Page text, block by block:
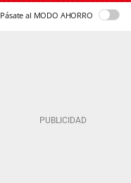
Pásate al MODO AHORRO